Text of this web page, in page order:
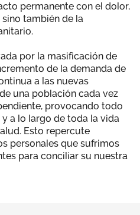
permanente con el dolor,
también de la
por la masificación de
de la demanda de
a las nuevas
una población cada vez
provocando todo
a lo largo de toda la vida
Esto repercute
personales que sufrimos
para conciliar su nuestra